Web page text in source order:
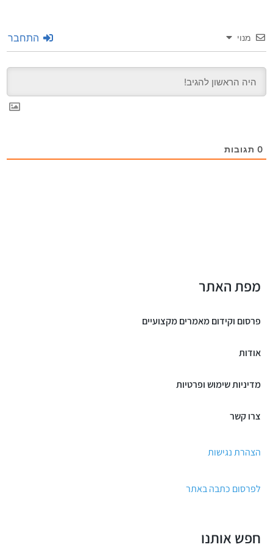
מנוי התחבר
0תגובות
מפת האתר
פרסום וקידום מאמרים מקצועיים
אודות
מדיניות שימוש ופרטיות
צרו קשר
הצהרת נגישות
לפרסום כתבה באתר
חפש אותנו